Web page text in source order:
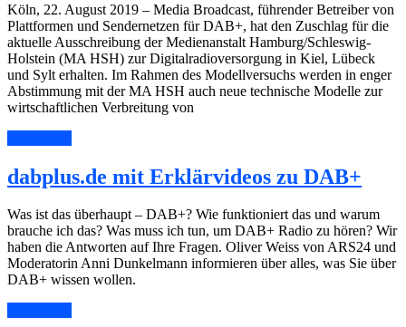
Köln, 22. August 2019 – Media Broadcast, führender Betreiber von
Plattformen und Sendernetzen für DAB+, hat den Zuschlag für die
aktuelle Ausschreibung der Medienanstalt Hamburg/Schleswig-
Holstein (MA HSH) zur Digitalradioversorgung in Kiel, Lübeck
und Sylt erhalten. Im Rahmen des Modellversuchs werden in enger
Abstimmung mit der MA HSH auch neue technische Modelle zur
wirtschaftlichen Verbreitung von
dabplus.de mit Erklärvideos zu DAB+
Was ist das überhaupt – DAB+? Wie funktioniert das und warum
brauche ich das? Was muss ich tun, um DAB+ Radio zu hören? Wir
haben die Antworten auf Ihre Fragen. Oliver Weiss von ARS24 und
Moderatorin Anni Dunkelmann informieren über alles, was Sie über
DAB+ wissen wollen.